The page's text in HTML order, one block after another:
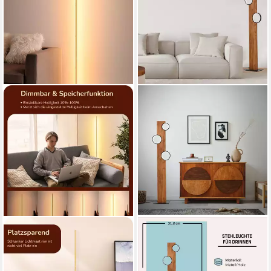
EDISHINE
LED Stehlampe Wohnzimmer
dimmbar, LED fest integriert,
Stehlampe, LED fest
integriert, Warmweiß, LED-